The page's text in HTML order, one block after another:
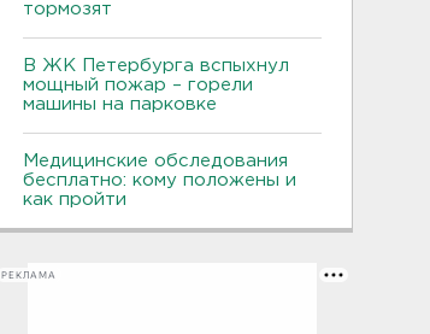
тормозят
В ЖК Петербурга вспыхнул
мощный пожар – горели
машины на парковке
Медицинские обследования
бесплатно: кому положены и
как пройти
РЕКЛАМА